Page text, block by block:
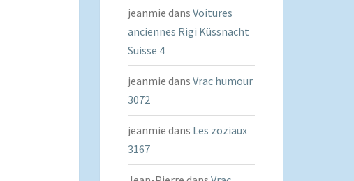
jeanmie dans Voitures
anciennes Rigi Küssnacht
Suisse 4
jeanmie dans Vrac humour
3072
jeanmie dans Les zoziaux
3167